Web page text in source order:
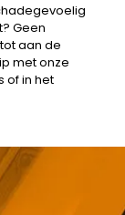
Geen
aan de
met onze
of in het